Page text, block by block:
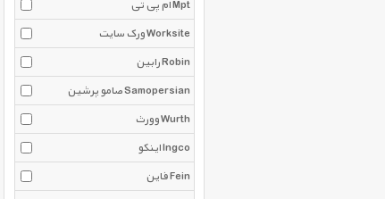
ام پی تی Mpt
ورک سایت Worksite
رابین Robin
صامو پرشین Samopersian
وورث Wurth
اینکو Ingco
فاین Fein